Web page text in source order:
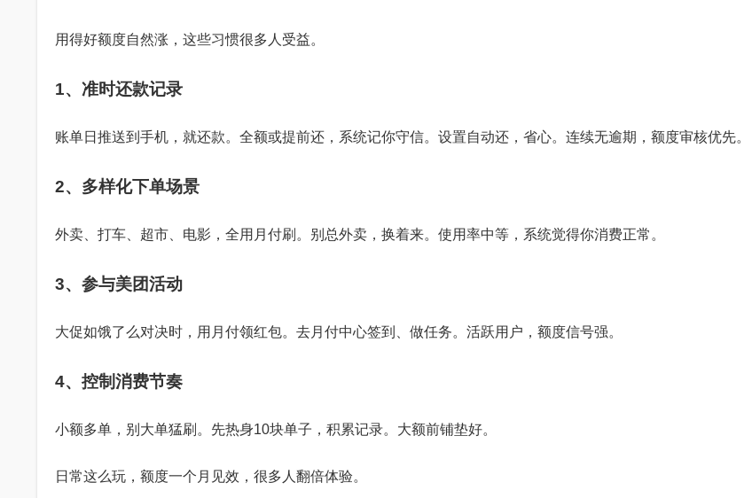
用得好额度自然涨，这些习惯很多人受益。
1、准时还款记录
账单日推送到手机，就还款。全额或提前还，系统记你守信。设置自动还，省心。连续无逾期，额度审核优先。
2、多样化下单场景
外卖、打车、超市、电影，全用月付刷。别总外卖，换着来。使用率中等，系统觉得你消费正常。
3、参与美团活动
大促如饿了么对决时，用月付领红包。去月付中心签到、做任务。活跃用户，额度信号强。
4、控制消费节奏
小额多单，别大单猛刷。先热身10块单子，积累记录。大额前铺垫好。
日常这么玩，额度一个月见效，很多人翻倍体验。